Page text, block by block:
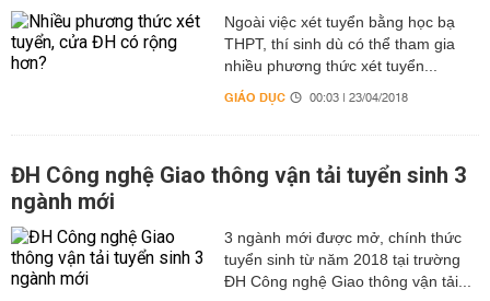
Ngoài việc xét tuyển bằng học bạ
THPT, thí sinh dù có thể tham gia
nhiều phương thức xét tuyển...
GIÁO DỤC 00:03 | 23/04/2018
ĐH Công nghệ Giao thông vận tải tuyển sinh 3
ngành mới
3 ngành mới được mở, chính thức
tuyển sinh từ năm 2018 tại trường
ĐH Công nghệ Giao thông vận tải...